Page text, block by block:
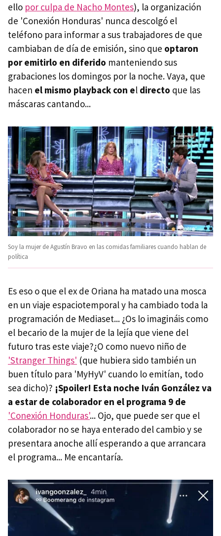
ello por culpa de Nacho Montes), la organización
de 'Conexión Honduras' nunca descolgó el
teléfono para informar a sus trabajadores de que
cambiaban de día de emisión, sino que optaron
por emitirlo en diferido manteniendo sus
grabaciones los domingos por la noche. Vaya, que
hacen el mismo playback con el directo que las
máscaras cantando...
Soy la mujer de Agustín Bravo en las comidas familiares cuando hablan de
política
Es eso o que el ex de Oriana ha matado una mosca
en un viaje espaciotemporal y ha cambiado toda la
programación de Mediaset... ¿Os lo imagináis como
el becario de la mujer de la lejía que viene del
futuro tras este viaje?¿O como nuevo niño de
'Stranger Things' (que hubiera sido también un
buen título para 'MyHyV' cuando lo emitían, todo
sea dicho)? ¡Spoiler! Esta noche Iván González va
a estar de colaborador en el programa 9 de
'Conexión Honduras'... Ojo, que puede ser que el
colaborador no se haya enterado del cambio y se
presentara anoche allí esperando a que arrancara
el programa... Me encantaría.